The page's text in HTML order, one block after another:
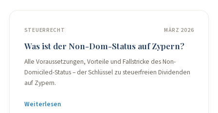
STEUERRECHT MÄRZ 2026
Was ist der Non-Dom-Status auf Zypern?
Alle Voraussetzungen, Vorteile und Fallstricke des Non-
Domiciled-Status – der Schlüssel zu steuerfreien Dividenden
auf Zypern.
Weiterlesen